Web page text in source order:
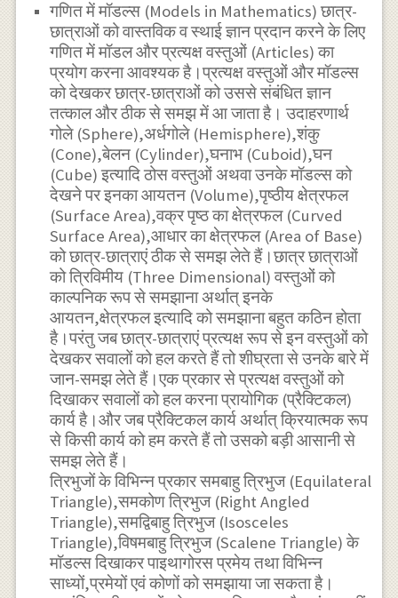
गणित में मॉडल्स (Models in Mathematics) छात्र-
छात्राओं को वास्तविक व स्थाई ज्ञान प्रदान करने के लिए
गणित में मॉडल और प्रत्यक्ष वस्तुओं (Articles) का
प्रयोग करना आवश्यक है।प्रत्यक्ष वस्तुओं और मॉडल्स
को देखकर छात्र-छात्राओं को उससे संबंधित ज्ञान
तत्काल और ठीक से समझ में आ जाता है। उदाहरणार्थ
गोले (Sphere),अर्धगोले (Hemisphere),शंकु
(Cone),बेलन (Cylinder),घनाभ (Cuboid),घन
(Cube) इत्यादि ठोस वस्तुओं अथवा उनके मॉडल्स को
देखने पर इनका आयतन (Volume),पृष्ठीय क्षेत्रफल
(Surface Area),वक्र पृष्ठ का क्षेत्रफल (Curved
Surface Area),आधार का क्षेत्रफल (Area of Base)
को छात्र-छात्राएं ठीक से समझ लेते हैं।छात्र छात्राओं
को त्रिविमीय (Three Dimensional) वस्तुओं को
काल्पनिक रूप से समझाना अर्थात् इनके
आयतन,क्षेत्रफल इत्यादि को समझाना बहुत कठिन होता
है।परंतु जब छात्र-छात्राएं प्रत्यक्ष रूप से इन वस्तुओं को
देखकर सवालों को हल करते हैं तो शीघ्रता से उनके बारे में
जान-समझ लेते हैं।एक प्रकार से प्रत्यक्ष वस्तुओं को
दिखाकर सवालों को हल करना प्रायोगिक (प्रैक्टिकल)
कार्य है।और जब प्रैक्टिकल कार्य अर्थात् क्रियात्मक रूप
से किसी कार्य को हम करते हैं तो उसको बड़ी आसानी से
समझ लेते हैं।
त्रिभुजों के विभिन्न प्रकार समबाहु त्रिभुज (Equilateral
Triangle),समकोण त्रिभुज (Right Angled
Triangle),समद्विबाहु त्रिभुज (Isosceles
Triangle),विषमबाहु त्रिभुज (Scalene Triangle) के
मॉडल्स दिखाकर पाइथागोरस प्रमेय तथा विभिन्न
साध्यों,प्रमेयों एवं कोणों को समझाया जा सकता है।